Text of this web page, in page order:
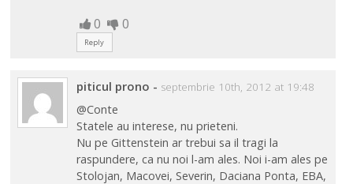
0 0
Reply
piticul prono - septembrie 10th, 2012 at 19:48
@Conte
Statele au interese, nu prieteni.
Nu pe Gittenstein ar trebui sa il tragi la
raspundere, ca nu noi l-am ales. Noi i-am ales pe
Stolojan, Macovei, Severin, Daciana Ponta, EBA,